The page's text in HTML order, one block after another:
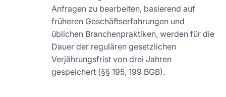
Anfragen zu bearbeiten, basierend auf
früheren Geschäftserfahrungen und
üblichen Branchenpraktiken, werden für die
Dauer der regulären gesetzlichen
Verjährungsfrist von drei Jahren
gespeichert (§§ 195, 199 BGB).